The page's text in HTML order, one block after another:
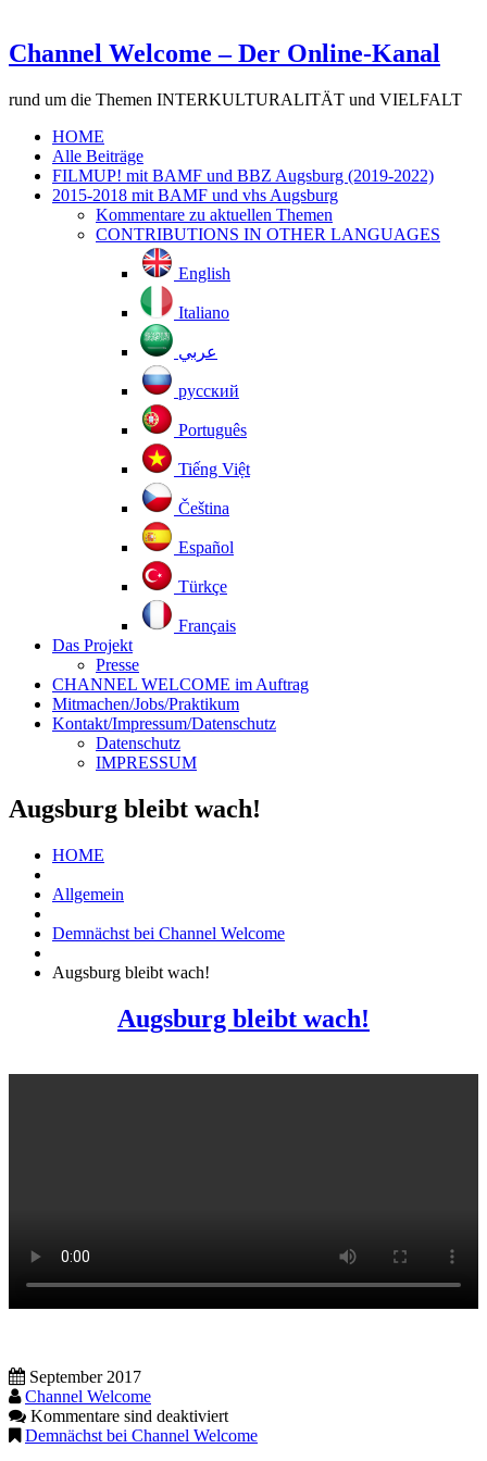
Channel Welcome – Der Online-Kanal
rund um die Themen INTERKULTURALITÄT und VIELFALT
HOME
Alle Beiträge
FILMUP! mit BAMF und BBZ Augsburg (2019-2022)
2015-2018 mit BAMF und vhs Augsburg
Kommentare zu aktuellen Themen
CONTRIBUTIONS IN OTHER LANGUAGES
English
Italiano
عربي
русский
Português
Tiếng Việt
Čeština
Español
Türkçe
Français
Das Projekt
Presse
CHANNEL WELCOME im Auftrag
Mitmachen/Jobs/Praktikum
Kontakt/Impressum/Datenschutz
Datenschutz
IMPRESSUM
Augsburg bleibt wach!
HOME
Allgemein
Demnächst bei Channel Welcome
Augsburg bleibt wach!
Augsburg bleibt wach!
September 2017
Channel Welcome
Kommentare sind deaktiviert
Demnächst bei Channel Welcome